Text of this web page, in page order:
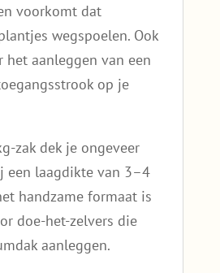
voorkomt dat
wegspoelen. Ook
het aanleggen van een
op je
zak dek je ongeveer
een laagdikte van 3–4
handzame formaat is
doe-het-zelvers die
aanleggen.